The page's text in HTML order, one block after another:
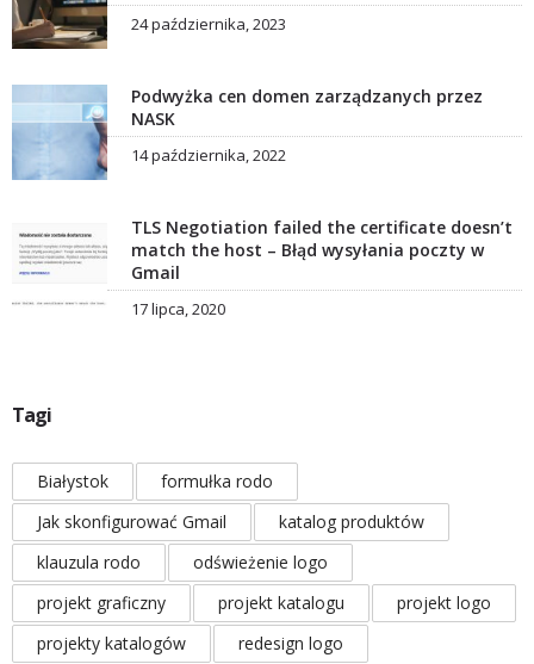
24 października, 2023
Podwyżka cen domen zarządzanych przez
NASK
14 października, 2022
TLS Negotiation failed the certificate doesn’t
match the host – Błąd wysyłania poczty w
Gmail
17 lipca, 2020
Tagi
Białystok
formułka rodo
Jak skonfigurować Gmail
katalog produktów
klauzula rodo
odświeżenie logo
projekt graficzny
projekt katalogu
projekt logo
projekty katalogów
redesign logo